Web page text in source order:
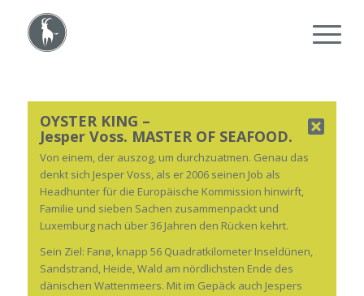
OYSTER KING –
Jesper Voss. MASTER OF SEAFOOD.
Von einem, der auszog, um durchzuatmen. Genau das
denkt sich Jesper Voss, als er 2006 seinen Job als
Headhunter für die Europäische Kommission hinwirft,
Familie und sieben Sachen zusammenpackt und
Luxemburg nach über 36 Jahren den Rücken kehrt.
Sein Ziel: Fanø, knapp 56 Quadratkilometer Inseldünen,
Sandstrand, Heide, Wald am nördlichsten Ende des
dänischen Wattenmeers. Mit im Gepäck auch Jespers